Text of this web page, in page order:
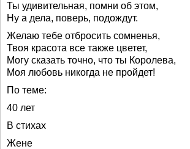
Ты удивительная, помни об этом,
Ну а дела, поверь, подождут.
Желаю тебе отбросить сомненья,
Твоя красота все также цветет,
Могу сказать точно, что ты Королева,
Моя любовь никогда не пройдет!
По теме:
40 лет
В стихах
Жене